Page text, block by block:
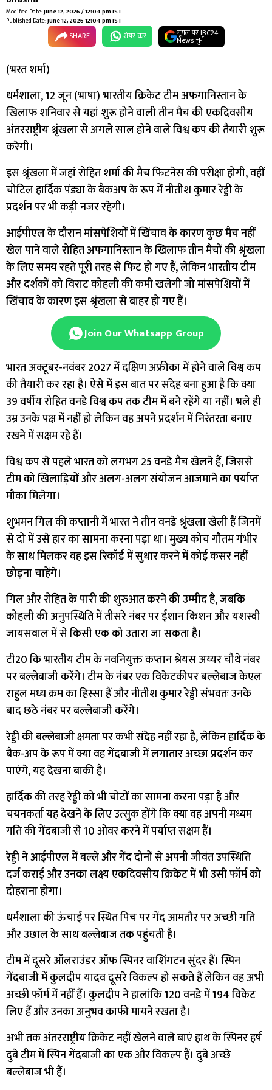
Modified Date:June 12, 2026 / 12:04 pm IST
Published Date:June 12, 2026 12:04 pm IST
SHARE शेयर कर गूगल पर IBC24
News चुनें
(भरत शर्मा)
धर्मशाला, 12 जून (भाषा) भारतीय क्रिकेट टीम अफगानिस्तान के
खिलाफ शनिवार से यहां शुरू होने वाली तीन मैच की एकदिवसीय
अंतरराष्ट्रीय श्रृंखला से अगले साल होने वाले विश्व कप की तैयारी शुरू
करेगी।
इस श्रृंखला में जहां रोहित शर्मा की मैच फिटनेस की परीक्षा होगी, वहीं
चोटिल हार्दिक पंड्या के बैकअप के रूप में नीतीश कुमार रेड्डी के
प्रदर्शन पर भी कड़ी नजर रहेगी।
आईपीएल के दौरान मांसपेशियों में खिंचाव के कारण कुछ मैच नहीं
खेल पाने वाले रोहित अफगानिस्तान के खिलाफ तीन मैचों की श्रृंखला
के लिए समय रहते पूरी तरह से फिट हो गए हैं, लेकिन भारतीय टीम
और दर्शकों को विराट कोहली की कमी खलेगी जो मांसपेशियों में
खिंचाव के कारण इस श्रृंखला से बाहर हो गए हैं।
Join Our Whatsapp Group
भारत अक्टूबर-नवंबर 2027 में दक्षिण अफ्रीका में होने वाले विश्व कप
की तैयारी कर रहा है। ऐसे में इस बात पर संदेह बना हुआ है कि क्या
39 वर्षीय रोहित वनडे विश्व कप तक टीम में बने रहेंगे या नहीं। भले ही
उम्र उनके पक्ष में नहीं हो लेकिन वह अपने प्रदर्शन में निरंतरता बनाए
रखने में सक्षम रहे हैं।
विश्व कप से पहले भारत को लगभग 25 वनडे मैच खेलने हैं, जिससे
टीम को खिलाड़ियों और अलग-अलग संयोजन आजमाने का पर्याप्त
मौका मिलेगा।
शुभमन गिल की कप्तानी में भारत ने तीन वनडे श्रृंखला खेली हैं जिनमें
से दो में उसे हार का सामना करना पड़ा था। मुख्य कोच गौतम गंभीर
के साथ मिलकर वह इस रिकॉर्ड में सुधार करने में कोई कसर नहीं
छोड़ना चाहेंगे।
गिल और रोहित के पारी की शुरुआत करने की उम्मीद है, जबकि
कोहली की अनुपस्थिति में तीसरे नंबर पर ईशान किशन और यशस्वी
जायसवाल में से किसी एक को उतारा जा सकता है।
टी20 कि भारतीय टीम के नवनियुक्त कप्तान श्रेयस अय्यर चौथे नंबर
पर बल्लेबाजी करेंगे। टीम के नंबर एक विकेटकीपर बल्लेबाज केएल
राहुल मध्य क्रम का हिस्सा हैं और नीतीश कुमार रेड्डी संभवतः उनके
बाद छठे नंबर पर बल्लेबाजी करेंगे।
रेड्डी की बल्लेबाजी क्षमता पर कभी संदेह नहीं रहा है, लेकिन हार्दिक के
बैक-अप के रूप में क्या वह गेंदबाजी में लगातार अच्छा प्रदर्शन कर
पाएंगे, यह देखना बाकी है।
हार्दिक की तरह रेड्डी को भी चोटों का सामना करना पड़ा है और
चयनकर्ता यह देखने के लिए उत्सुक होंगे कि क्या वह अपनी मध्यम
गति की गेंदबाजी से 10 ओवर करने में पर्याप्त सक्षम हैं।
रेड्डी ने आईपीएल में बल्ले और गेंद दोनों से अपनी जीवंत उपस्थिति
दर्ज कराई और उनका लक्ष्य एकदिवसीय क्रिकेट में भी उसी फॉर्म को
दोहराना होगा।
धर्मशाला की ऊंचाई पर स्थित पिच पर गेंद आमतौर पर अच्छी गति
और उछाल के साथ बल्लेबाज तक पहुंचती है।
टीम में दूसरे ऑलराउंडर ऑफ स्पिनर वाशिंगटन सुंदर हैं। स्पिन
गेंदबाजी में कुलदीप यादव दूसरे विकल्प हो सकते हैं लेकिन वह अभी
अच्छी फॉर्म में नहीं हैं। कुलदीप ने हालांकि 120 वनडे में 194 विकेट
लिए हैं और उनका अनुभव काफी मायने रखता है।
अभी तक अंतरराष्ट्रीय क्रिकेट नहीं खेलने वाले बाएं हाथ के स्पिनर हर्ष
दुबे टीम में स्पिन गेंदबाजी का एक और विकल्प हैं। दुबे अच्छे
बल्लेबाज भी हैं।